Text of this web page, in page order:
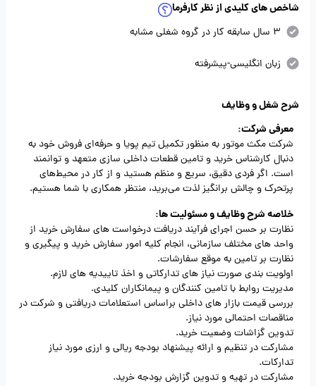
شاخص های کلیدی از نظر کارفرما
3 سال سابقه کار در گروه شغلی مشابه
زبان انگلیسی-پیشرفته
شرح شغل و وظایف
معرفی شرکت:
شرکت مکث موتور به منظور تکمیل تیم پویا و حرفه‌ای فروش خود به
دنبال کارشناس خرید و تامین قطعات داخلی سازی متعهد و توانمند
است. اگر فردی دقیق، سریع و منظم هستید و از کار در محیط‌های
پرتحرک و چالش‌ برانگیز لذت می‌برید، منتظر همکاری با شما هستیم.
خلاصه شرح وظایف و مسئولیت ها:
نظارت بر حسن اجرای فرآیند دریافت درخواست های سفارش خرید از
واحد های مختلف سازمانی، انجام کلیه امور سفارش خرید و پیگیری و
نظارت بر تامین به موقع سفارشات.
اولویت بندی صورت نیاز های تدارکاتی و اخذ تاییدیه های لازم.
مدیریت روابط با تامین کنندگان و پیمانکاران کلیدی.
بررسی قیمت بازار های داخلی براساس استعلامات دریافتی و شرکت در
مناقصات احتمالی مورد نیاز.
تدوین گزاشات وضعیت خرید.
مشارکت در تنظیم و ارائه پیشنهاد بودجه ریالی و ارزی مورد نیاز
تدارکات.
مشارکت در تهیه و تدوین گزارش بودجه خرید.